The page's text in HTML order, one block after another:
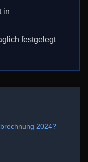
in
festgelegt
2024?